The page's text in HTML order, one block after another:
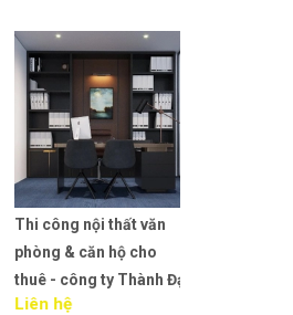
Thi công nội thất văn
phòng & căn hộ cho
thuê - công ty Thành Đạt
Liên hệ